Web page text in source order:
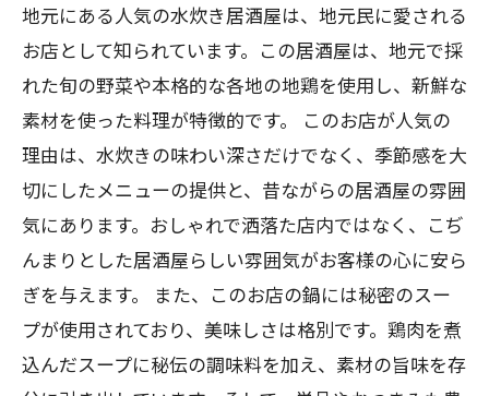
地元にある人気の水炊き居酒屋は、地元民に愛される
お店として知られています。この居酒屋は、地元で採
れた旬の野菜や本格的な各地の地鶏を使用し、新鮮な
素材を使った料理が特徴的です。 このお店が人気の
理由は、水炊きの味わい深さだけでなく、季節感を大
切にしたメニューの提供と、昔ながらの居酒屋の雰囲
気にあります。おしゃれで洒落た店内ではなく、こぢ
んまりとした居酒屋らしい雰囲気がお客様の心に安ら
ぎを与えます。 また、このお店の鍋には秘密のスー
プが使用されており、美味しさは格別です。鶏肉を煮
込んだスープに秘伝の調味料を加え、素材の旨味を存